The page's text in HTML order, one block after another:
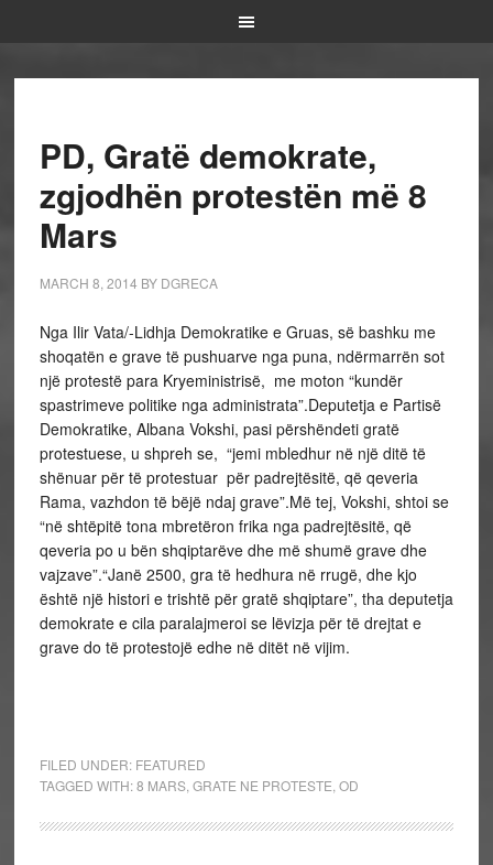
PD, Gratë demokrate,
zgjodhën protestën më 8
Mars
MARCH 8, 2014 BY DGRECA
Nga Ilir Vata/-Lidhja Demokratike e Gruas, së bashku me
shoqatën e grave të pushuarve nga puna, ndërmarrën sot
një protestë para Kryeministrisë, me moton “kundër
spastrimeve politike nga administrata”.Deputetja e Partisë
Demokratike, Albana Vokshi, pasi përshëndeti gratë
protestuese, u shpreh se, “jemi mbledhur në një ditë të
shënuar për të protestuar për padrejtësitë, që qeveria
Rama, vazhdon të bëjë ndaj grave”.Më tej, Vokshi, shtoi se
“në shtëpitë tona mbretëron frika nga padrejtësitë, që
qeveria po u bën shqiptarëve dhe më shumë grave dhe
vajzave”.“Janë 2500, gra të hedhura në rrugë, dhe kjo
është një histori e trishtë për gratë shqiptare”, tha deputetja
demokrate e cila paralajmeroi se lëvizja për të drejtat e
grave do të protestojë edhe në ditët në vijim.
FILED UNDER: FEATURED
TAGGED WITH:8 MARS, GRATE NE PROTESTE OD